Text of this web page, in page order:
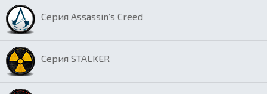
Серия Assassin’s Creed
Серия STALKER